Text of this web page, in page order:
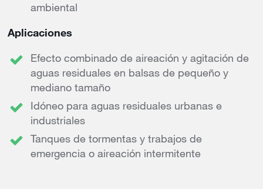
ambiental
Aplicaciones
Efecto combinado de aireación y agitación de
aguas residuales en balsas de pequeño y
mediano tamaño
Idóneo para aguas residuales urbanas e
industriales
Tanques de tormentas y trabajos de
emergencia o aireación intermitente